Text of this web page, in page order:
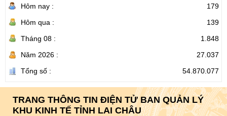
Hôm nay :
179
Hôm qua :
139
Tháng 08 :
1.848
Năm 2026 :
27.037
Tổng số :
54.870.077
TRANG THÔNG TIN ĐIỆN TỬ BAN QUẢN LÝ
KHU KINH TẾ TỈNH LAI CHÂU